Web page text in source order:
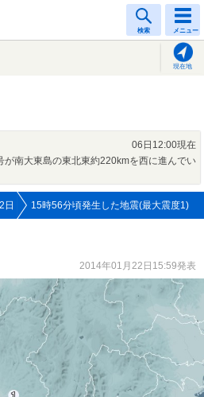
検索 メニュー
現在地
06日12:00現在
が南大東島の東北東約220kmを西に進んでい
日 15時56分頃発生した地震(最大震度1)
2014年01月22日15:59発表